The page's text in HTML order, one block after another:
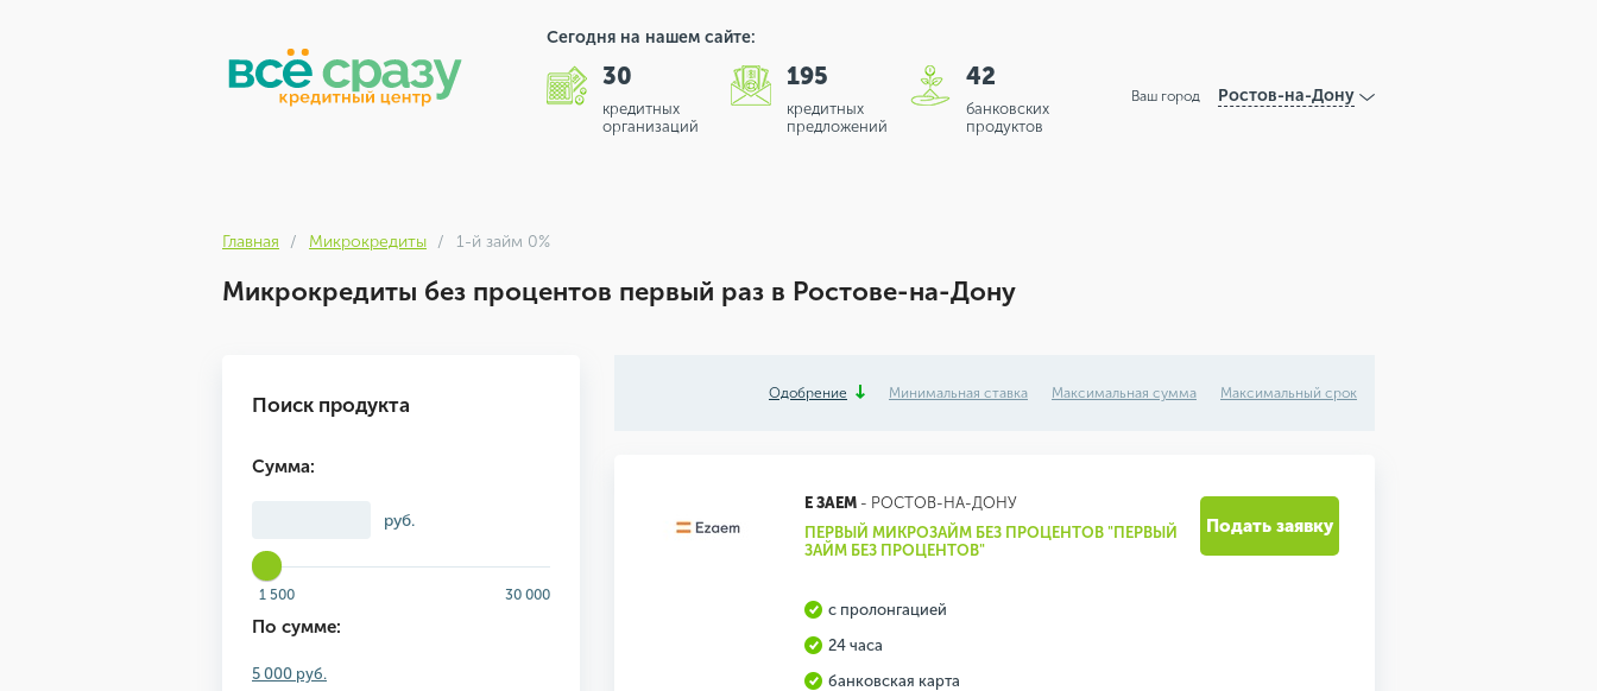
Сегодня на нашем сайте:
30
кредитных
организаций
195
кредитных
предложений
42
банковских
продуктов
Ваш город Ростов-на-Дону
Главная Микрокредиты 1-й займ 0%
Микрокредиты без процентов первый раз в Ростове-на-Дону
Поиск продукта
Сумма:
руб.
1 500 30 000
По сумме:
5 000 руб.
Одобрение Минимальная ставка Максимальная сумма Максимальный срок
Е ЗАЕМ- РОСТОВ-НА-ДОНУ
ПЕРВЫЙ МИКРОЗАЙМ БЕЗ ПРОЦЕНТОВ "ПЕРВЫЙ
ЗАЙМ БЕЗ ПРОЦЕНТОВ"
с пролонгацией
24 часа
банковская карта
Подать заявку